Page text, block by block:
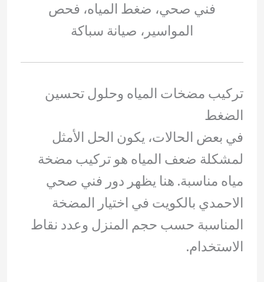
فني صحي، ضغط المياه، فحص
المواسير، صيانة سباكة
تركيب مضخات المياه وحلول تحسين
الضغط
في بعض الحالات، يكون الحل الأمثل
لمشكلة ضعف المياه هو تركيب مضخة
مياه مناسبة. هنا يظهر دور فني صحي
الاحمدي بالكويت في اختيار المضخة
المناسبة حسب حجم المنزل وعدد نقاط
الاستخدام.